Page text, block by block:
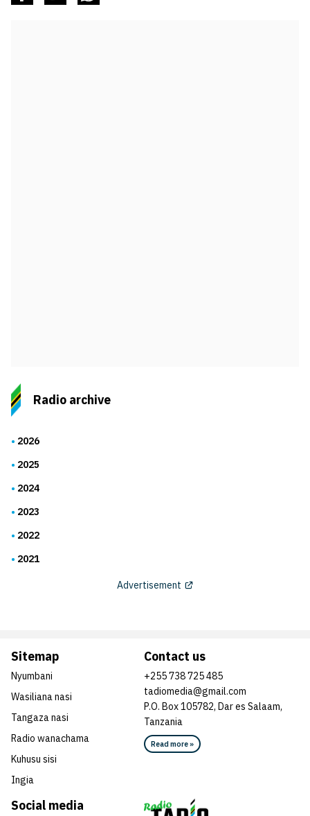
Radio archive
2026
2025
2024
2023
2022
2021
Advertisement
Social media
Sitemap
Nyumbani
Wasiliana nasi
Tangaza nasi
Radio wanachama
Kuhusu sisi
Ingia
Contact us
+255 738 725 485
tadiomedia@gmail.com
P.O. Box 105782, Dar es Salaam,
Tanzania
Read more »